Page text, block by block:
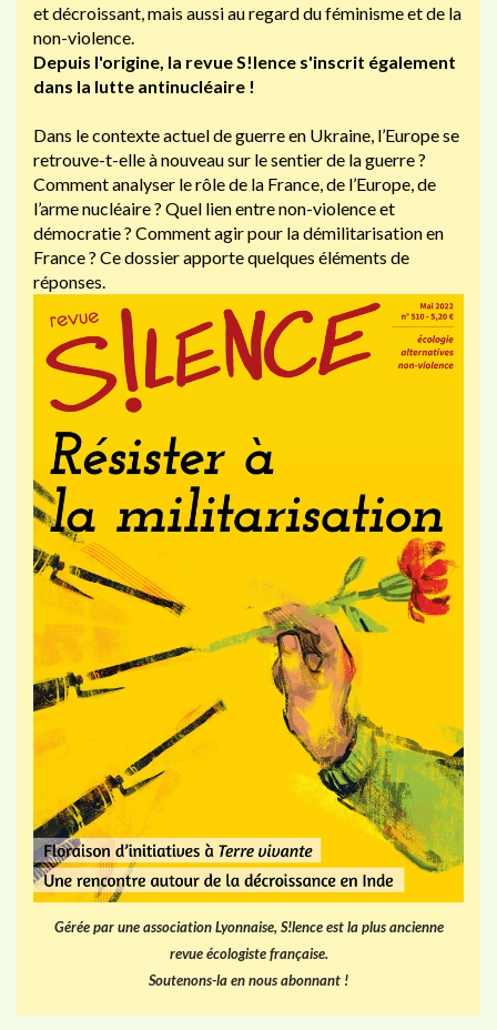
et décroissant, mais aussi au regard du féminisme et de la
non-violence.
Depuis l'origine, la revue S!lence s'inscrit également
dans la lutte antinucléaire !
Dans le contexte actuel de guerre en Ukraine, l’Europe se
retrouve-t-elle à nouveau sur le sentier de la guerre ?
Comment analyser le rôle de la France, de l’Europe, de
l’arme nucléaire ? Quel lien entre non-violence et
démocratie ? Comment agir pour la démilitarisation en
France ? Ce dossier apporte quelques éléments de
réponses.
Gérée par une association Lyonnaise, S!lence est la plus ancienne
revue écologiste française.
Soutenons-la en nous abonnant !